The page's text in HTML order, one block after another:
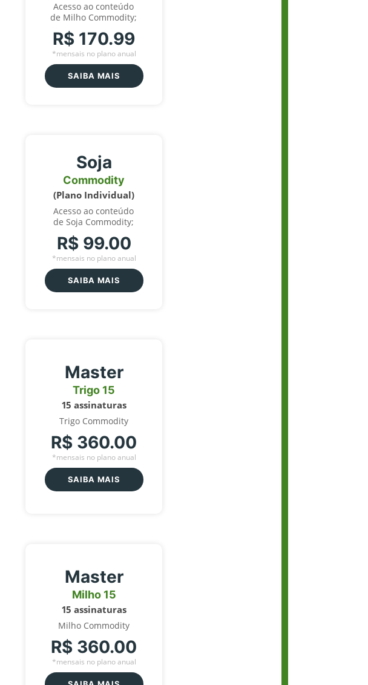
Acesso ao conteúdo
de Milho Commodity;
R$ 170.99
*mensais no plano anual
SAIBA MAIS
Soja
Commodity
(Plano Individual)
Acesso ao conteúdo
de Soja Commodity;
R$ 99.00
*mensais no plano anual
SAIBA MAIS
Master
Trigo 15
15 assinaturas
Trigo Commodity
R$ 360.00
*mensais no plano anual
SAIBA MAIS
Master
Milho 15
15 assinaturas
Milho Commodity
R$ 360.00
*mensais no plano anual